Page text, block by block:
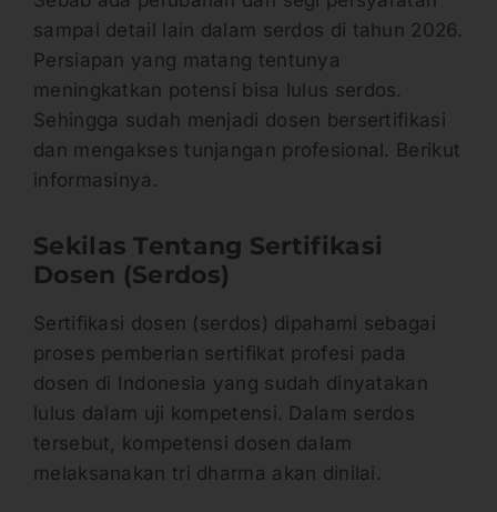
sampai detail lain dalam serdos di tahun 2026.
Persiapan yang matang tentunya
meningkatkan potensi bisa lulus serdos.
Sehingga sudah menjadi dosen bersertifikasi
dan mengakses tunjangan profesional. Berikut
informasinya.
Sekilas Tentang Sertifikasi
Dosen (Serdos)
Sertifikasi dosen (serdos) dipahami sebagai
proses pemberian sertifikat profesi pada
dosen di Indonesia yang sudah dinyatakan
lulus dalam uji kompetensi. Dalam serdos
tersebut, kompetensi dosen dalam
melaksanakan tri dharma akan dinilai.